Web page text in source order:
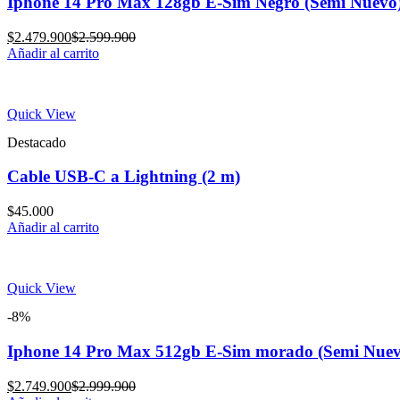
$2.479.900Current
price
$2.599.900Original
Añadir al carrito
Quick View
Destacado
Cable USB-C a Lightning (2 m)
$45.000
Añadir al carrito
Quick View
-8%
Iphone 14 Pro Max 512gb E-Sim morado (Semi
$2.749.900Current
$2.999.900Original